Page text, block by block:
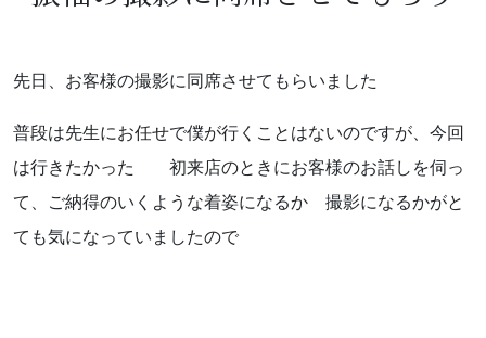
スタッフ紹介
お知らせ
ブログ
先日、お客様の撮影に同席させてもらいました
普段は先生にお任せで僕が行くことはないのですが、今回
は行きたかった 初来店のときにお客様のお話しを伺っ
て、ご納得のいくような着姿になるか 撮影になるかがと
ても気になっていましたので